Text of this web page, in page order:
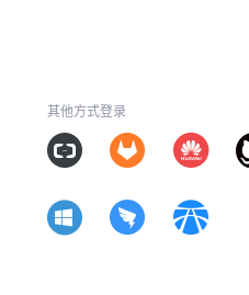
其他方式登录